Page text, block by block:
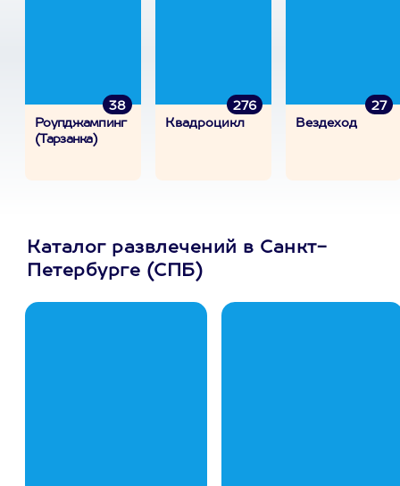
38
Роупджампинг
(Тарзанка)
276
Квадроцикл
27
Вездеход
Каталог развлечений в Санкт-
Петербурге (СПБ)